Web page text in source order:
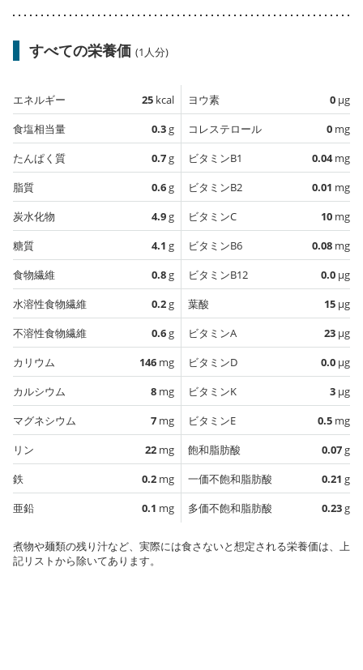
すべての栄養価 (1人分)
エネルギー 25 kcal
食塩相当量
0.3g
たんぱく質
0.7g
脂質
0.6g
炭水化物
4.9g
糖質
4.1 g
食物繊維
0.8g
水溶性食物繊維
0.2g
不溶性食物繊維
0.6g
カリウム
146 mg
カルシウム
8 mg
マグネシウム
7 mg
リン
22 mg
鉄
0.2 mg
亜鉛
0.1 mg
ヨウ素 0 µg
コレステロール
0 mg
ビタミンB1
0.04mg
ビタミンB2
0.01 mg
ビタミンC
10 mg
ビタミンB6
0.08 mg
ビタミンB12
0.0 µg
葉酸
15 µg
ビタミンA
23 µg
ビタミンD
0.0 µg
ビタミンK
3 µg
ビタミンE
0.5 mg
飽和脂肪酸
0.07g
一価不飽和脂肪酸
0.21 g
多価不飽和脂肪酸
0.23g
煮物や麺類の残り汁など、実際には食さないと想定される栄養価は、上
記リストから除いてあります。